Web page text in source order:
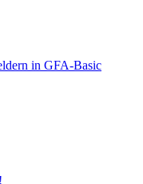
in GFA-Basic